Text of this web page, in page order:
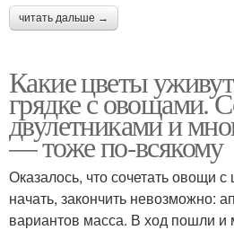
читать дальше →
Какие цветы
грядке с овощами.
двулетниками и
— тоже по-всякому
Оказалось, что сочетать овощи
начать, закончить невозможно:
вариантов масса. В ход пошли и